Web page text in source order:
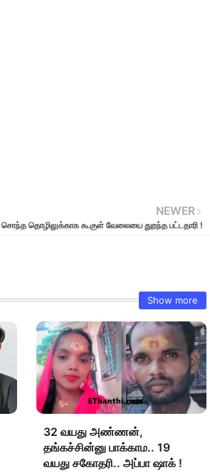
NEWER
சொந்த தொழிலுக்காக கூகுள் வேலையை துறந்த பட்டதாரி !
Show more
32 வயது அண்ணன்,
தங்கச்சின்னு பாக்காம.. 19
வயது சகோதரி.. அப்பா ஷாக் !